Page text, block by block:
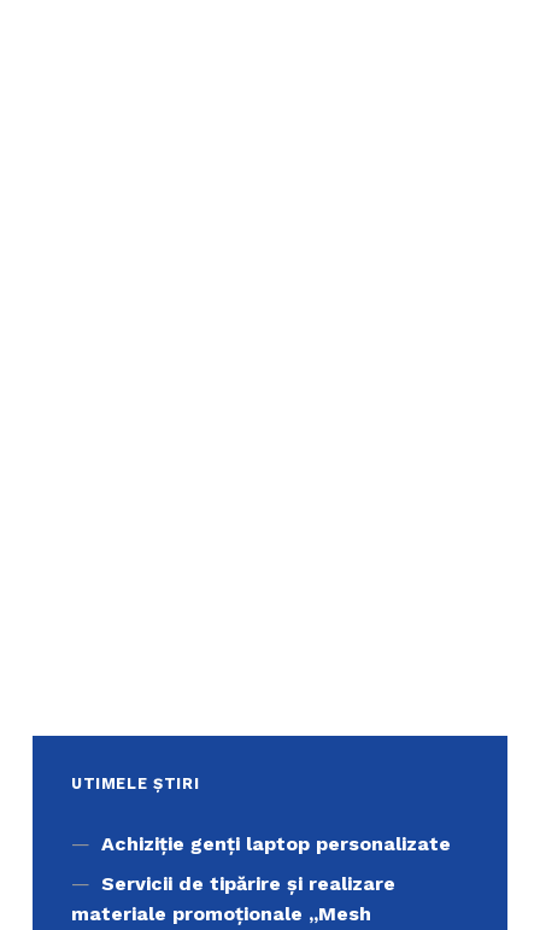
UTIMELE ȘTIRI
Achiziţie genți laptop personalizate
Servicii de tipărire şi realizare
materiale promoţionale ,,Mesh